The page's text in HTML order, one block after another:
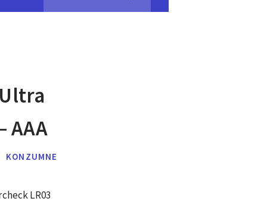
AAA
KONZUMNE
LR03